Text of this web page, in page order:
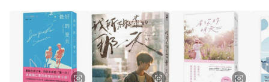
3. 訂單回饋金額將扣除運費/購物金/超贈點/福利金/紅利折抵/折
價券等虛擬貨幣折抵 4. 大宗採購或批發轉賣不具回饋資格： 如
有相關事證認定您為大宗採購、批發轉賣而非最終消費使用者，
相關認定以Yahoo購物中心之認定為準